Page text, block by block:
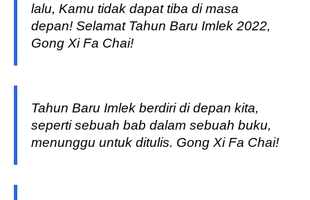
lalu, Kamu tidak dapat tiba di masa
depan! Selamat Tahun Baru Imlek 2022,
Gong Xi Fa Chai!
Tahun Baru Imlek berdiri di depan kita,
seperti sebuah bab dalam sebuah buku,
menunggu untuk ditulis. Gong Xi Fa Chai!